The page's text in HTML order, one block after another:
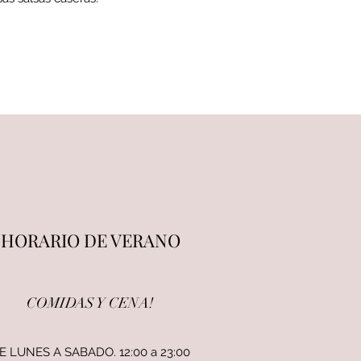
HORARIO DE VERANO
COMIDAS Y CENA!
LUNES A SABADO. 12:00 a 23:00